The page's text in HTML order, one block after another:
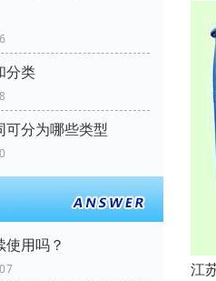
分类
可分为哪些类型
用吗？
江